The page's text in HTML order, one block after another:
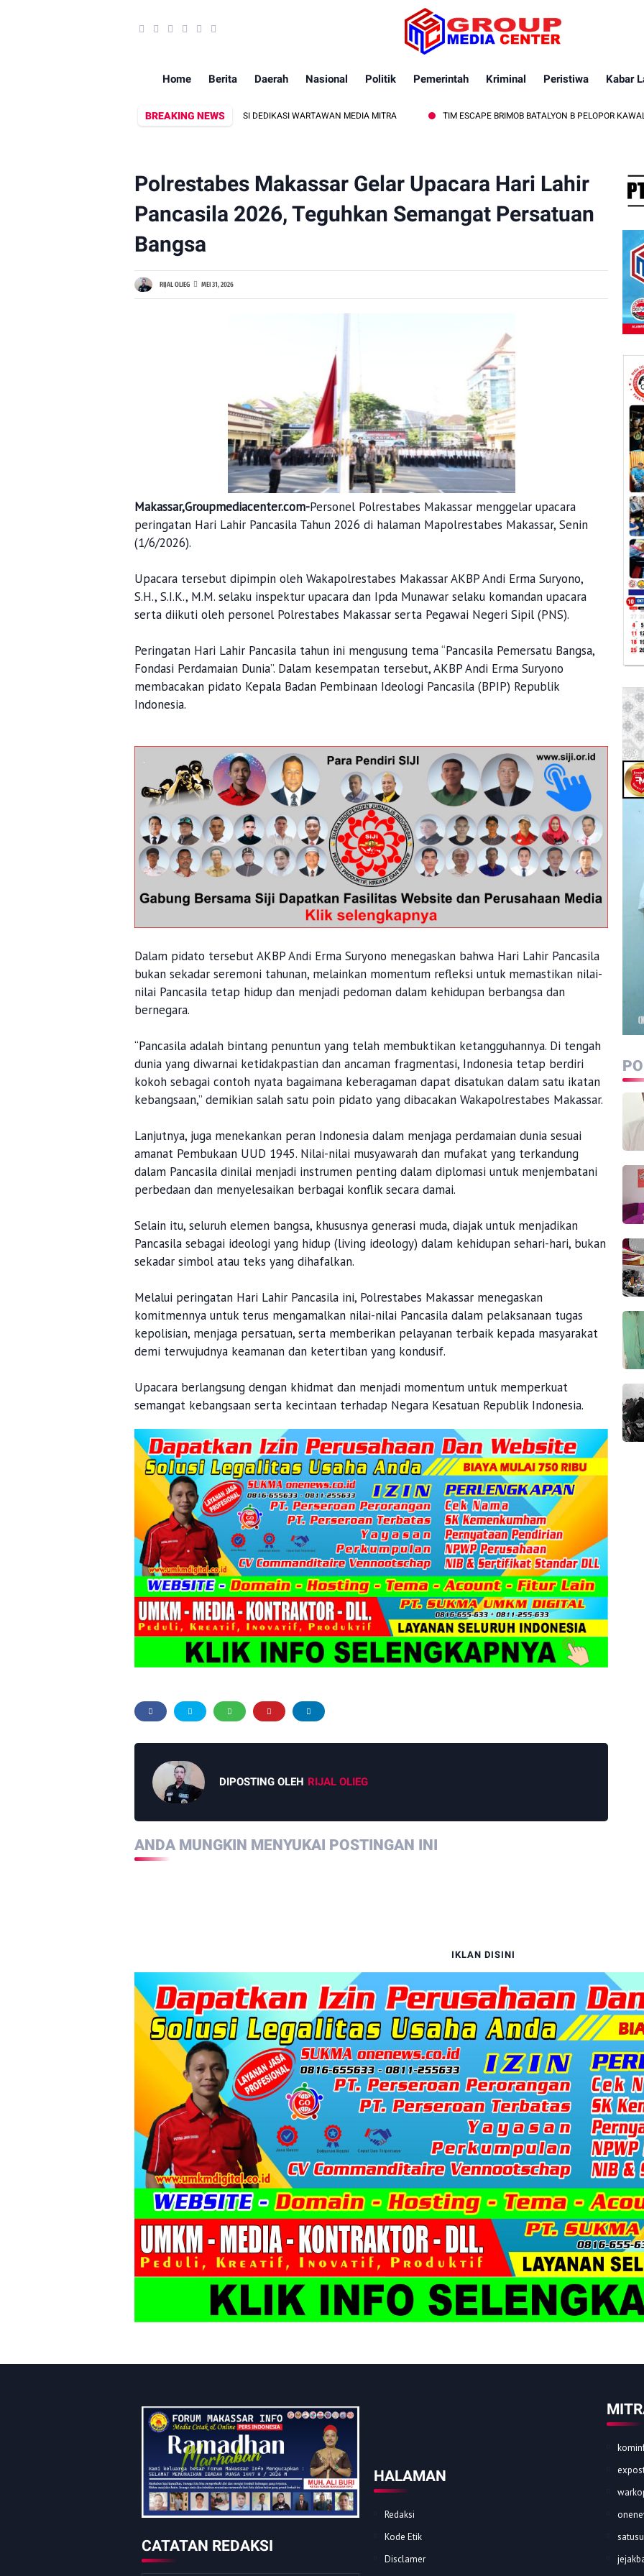
Home Berita Daerah Nasional Politik Pemerintah Kriminal Peristiwa Kabar
BREAKING NEWS
INFORMASI, DANDIM 1409/GOWA APRESIASI DEDIKASI WARTAWAN MEDIA MITRA TIM ESCAPE BRIMOB BATALYON B PELOPOR KAWAL
Polrestabes Makassar Gelar Upacara Hari Lahir
Pancasila 2026, Teguhkan Semangat Persatuan
Bangsa
RIJAL OLIEG MEI 31, 2026
Makassar,Groupmediacenter.com-Personel Polrestabes Makassar menggelar upacara
peringatan Hari Lahir Pancasila Tahun 2026 di halaman Mapolrestabes Makassar, Senin
(1/6/2026).
Upacara tersebut dipimpin oleh Wakapolrestabes Makassar AKBP Andi Erma Suryono,
S.H., S.I.K., M.M. selaku inspektur upacara dan Ipda Munawar selaku komandan upacara
serta diikuti oleh personel Polrestabes Makassar serta Pegawai Negeri Sipil (PNS).
Peringatan Hari Lahir Pancasila tahun ini mengusung tema “Pancasila Pemersatu Bangsa,
Fondasi Perdamaian Dunia”. Dalam kesempatan tersebut, AKBP Andi Erma Suryono
membacakan pidato Kepala Badan Pembinaan Ideologi Pancasila (BPIP) Republik
Indonesia.
Dalam pidato tersebut AKBP Andi Erma Suryono menegaskan bahwa Hari Lahir Pancasila
bukan sekadar seremoni tahunan, melainkan momentum refleksi untuk memastikan nilai-
nilai Pancasila tetap hidup dan menjadi pedoman dalam kehidupan berbangsa dan
bernegara.
“Pancasila adalah bintang penuntun yang telah membuktikan ketangguhannya. Di tengah
dunia yang diwarnai ketidakpastian dan ancaman fragmentasi, Indonesia tetap berdiri
kokoh sebagai contoh nyata bagaimana keberagaman dapat disatukan dalam satu ikatan
kebangsaan,” demikian salah satu poin pidato yang dibacakan Wakapolrestabes Makassar.
Lanjutnya, juga menekankan peran Indonesia dalam menjaga perdamaian dunia sesuai
amanat Pembukaan UUD 1945. Nilai-nilai musyawarah dan mufakat yang terkandung
dalam Pancasila dinilai menjadi instrumen penting dalam diplomasi untuk menjembatani
perbedaan dan menyelesaikan berbagai konflik secara damai.
Selain itu, seluruh elemen bangsa, khususnya generasi muda, diajak untuk menjadikan
Pancasila sebagai ideologi yang hidup (living ideology) dalam kehidupan sehari-hari, bukan
sekadar simbol atau teks yang dihafalkan.
Melalui peringatan Hari Lahir Pancasila ini, Polrestabes Makassar menegaskan
komitmennya untuk terus mengamalkan nilai-nilai Pancasila dalam pelaksanaan tugas
kepolisian, menjaga persatuan, serta memberikan pelayanan terbaik kepada masyarakat
demi terwujudnya keamanan dan ketertiban yang kondusif.
Upacara berlangsung dengan khidmat dan menjadi momentum untuk memperkuat
semangat kebangsaan serta kecintaan terhadap Negara Kesatuan Republik Indonesia.
DIPOSTING OLEH RIJAL OLIEG
ANDA MUNGKIN MENYUKAI POSTINGAN INI
IKLAN DISINI
CATATAN REDAKSI
HALAMAN
Redaksi
Kode Etik
Disclamer